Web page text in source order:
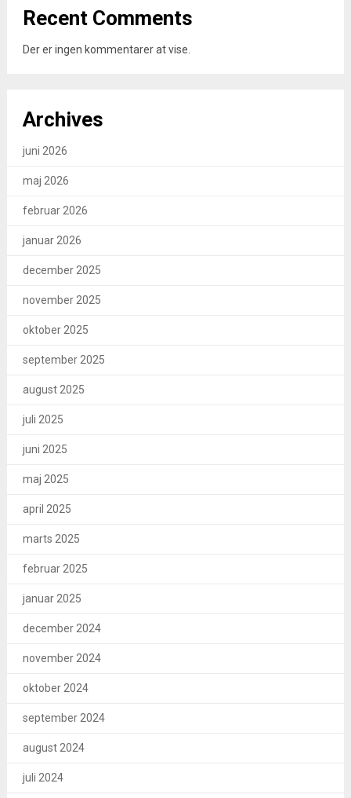
Recent Comments
Der er ingen kommentarer at vise.
Archives
juni 2026
maj 2026
februar 2026
januar 2026
december 2025
november 2025
oktober 2025
september 2025
august 2025
juli 2025
juni 2025
maj 2025
april 2025
marts 2025
februar 2025
januar 2025
december 2024
november 2024
oktober 2024
september 2024
august 2024
juli 2024